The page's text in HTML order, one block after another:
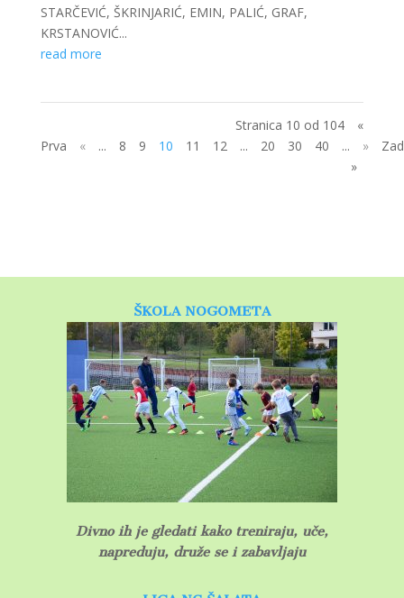
STARČEVIĆ, ŠKRINJARIĆ, EMIN, PALIĆ, GRAF,
KRSTANOVIĆ...
read more
Stranica 10 od 104
«
Prva
« ... 8 9 10 11 12 ... 20 30 40 ... »
»
ŠKOLA NOGOMETA
Divno ih je gledati kako treniraju, uče,
napreduju, druže se i zabavljaju